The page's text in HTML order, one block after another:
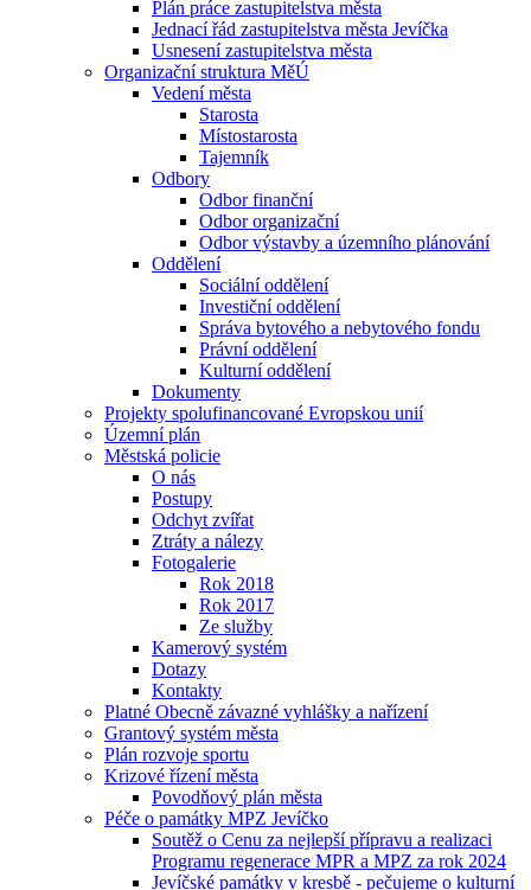
Plán práce zastupitelstva města
Jednací řád zastupitelstva města Jevíčka
Usnesení zastupitelstva města
Organizační struktura MěÚ
Vedení města
Starosta
Místostarosta
Tajemník
Odbory
Odbor finanční
Odbor organizační
Odbor výstavby a územního plánování
Oddělení
Sociální oddělení
Investiční oddělení
Správa bytového a nebytového fondu
Právní oddělení
Kulturní oddělení
Dokumenty
Projekty spolufinancované Evropskou unií
Územní plán
Městská policie
O nás
Postupy
Odchyt zvířat
Ztráty a nálezy
Fotogalerie
Rok 2018
Rok 2017
Ze služby
Kamerový systém
Dotazy
Kontakty
Platné Obecně závazné vyhlášky a nařízení
Grantový systém města
Plán rozvoje sportu
Krizové řízení města
Povodňový plán města
Péče o památky MPZ Jevíčko
Soutěž o Cenu za nejlepší přípravu a realizaci
Programu regenerace MPR a MPZ za rok 2024
Jevíčské památky v kresbě - pečujeme o kulturní